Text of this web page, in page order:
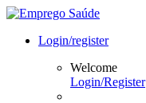
Login/register
Welcome
Login/Register